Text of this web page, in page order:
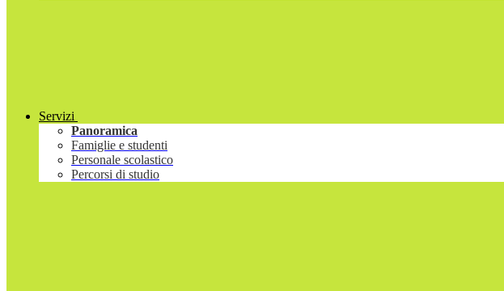
Servizi
Panoramica
Famiglie e studenti
Personale scolastico
Percorsi di studio